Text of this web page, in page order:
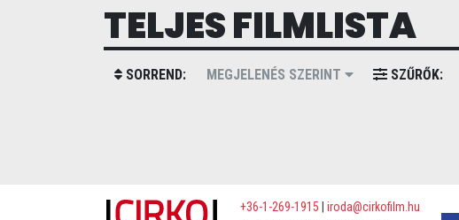
TELJES FILMLISTA
SORREND: MEGJELENÉS SZERINT SZŰRŐK:
+36-1-269-1915
iroda@cirkofilm.hu